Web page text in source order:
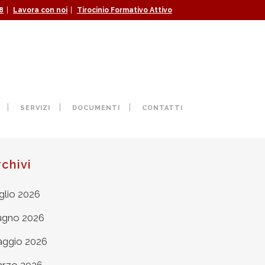
Lavora con noi Tirocinio Formativo Attivo
SERVIZI DOCUMENTI CONTATTI
2026
2026
2026